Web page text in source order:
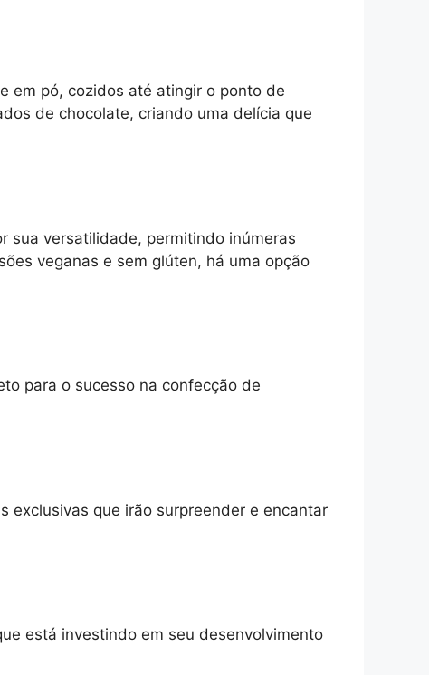
em pó, cozidos até atingir o ponto de
de chocolate, criando uma delícia que
sua versatilidade, permitindo inúmeras
veganas e sem glúten, há uma opção
para o sucesso na confecção de
exclusivas que irão surpreender e encantar
está investindo em seu desenvolvimento